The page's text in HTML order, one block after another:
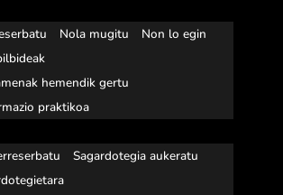
Nola mugitu
Non lo egin
hemendik gertu
praktikoa
Sagardotegia aukeratu